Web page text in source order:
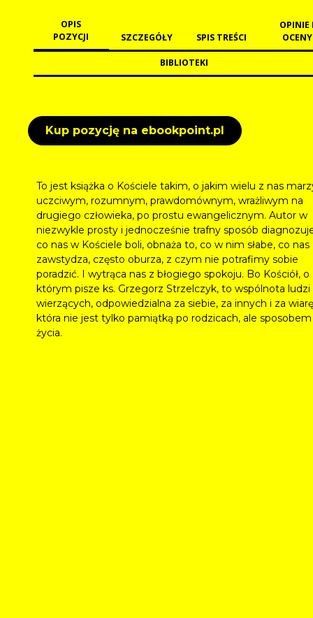
OPIS
POZYCJI
SZCZEGÓŁY SPIS TREŚCI
OPINIE
OCENY
BIBLIOTEKI
Kup pozycję na ebookpoint.pl
To jest książka o Kościele takim, o jakim wielu z nas
uczciwym, rozumnym, prawdomównym, wrażliwym na
drugiego człowieka, po prostu ewangelicznym. Autor w
niezwykle prosty i jednocześnie trafny sposób
co nas w Kościele boli, obnaża to, co w nim słabe, co nas
zawstydza, często oburza, z czym nie potrafimy sobie
poradzić. I wytrąca nas z błogiego spokoju. Bo Kościół, o
którym pisze ks. Grzegorz Strzelczyk, to wspólnota ludzi
wierzących, odpowiedzialna za siebie, za innych i za
która nie jest tylko pamiątką po rodzicach, ale sposobem
życia.